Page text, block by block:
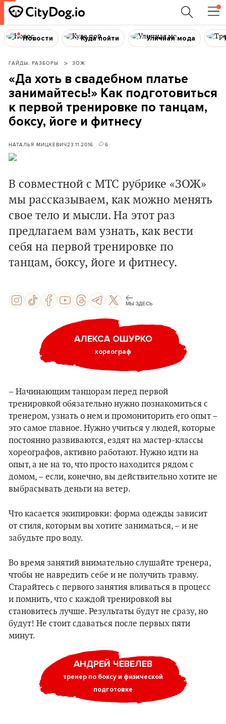
Новости Куда пойти Уличная мода
ГАЙДЫ, РАЗБОРЫ ЗОЖ
«Да хоть в свадебном платье
занимайтесь!» Как подготовиться
к первой тренировке по танцам,
боксу, йоге и фитнесу
НАТАЛЬЯ МИЦКЕВИЧ23.11.2016 6
В совместной с МТС рубрике «ЗОЖ»
мы рассказываем, как можно менять
свое тело и мысли. На этот раз
предлагаем вам узнать, как вести
себя на первой тренировке по
танцам, боксу, йоге и фитнесу.
МЫ ЗДЕСЬ
АЛЕКСА ОШУРКО
хореограф
– Начинающим танцорам перед первой
тренировкой обязательно нужно познакомиться с
тренером, узнать о нем и промониторить его опыт –
это самое главное. Нужно учиться у людей, которые
постоянно развиваются, ездят на мастер-классы
хореографов, активно работают. Нужно идти на
опыт, а не на то, что просто находится рядом с
домом, – если, конечно, вы действительно хотите не
выбрасывать деньги на ветер.
Что касается экипировки: форма одежды зависит
от стиля, которым вы хотите заниматься, – и не
забудьте про воду.
Во время занятий внимательно слушайте тренера,
чтобы не навредить себе и не получить травму.
Старайтесь с первого занятия вливаться в процесс
и помнить, что с каждой тренировкой вы
становитесь лучше. Результаты будут не сразу, но
будут! Не стоит сдаваться после первых пяти
минут.
АНДРЕЙ ЧЕВЕЛЕВ
тренер по боксу и физической
подготовке